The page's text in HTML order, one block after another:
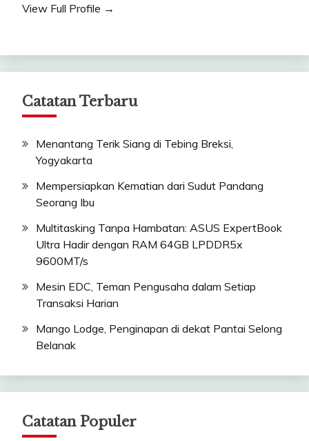
View Full Profile →
Catatan Terbaru
Menantang Terik Siang di Tebing Breksi,
Yogyakarta
Mempersiapkan Kematian dari Sudut Pandang
Seorang Ibu
Multitasking Tanpa Hambatan: ASUS ExpertBook
Ultra Hadir dengan RAM 64GB LPDDR5x
9600MT/s
Mesin EDC, Teman Pengusaha dalam Setiap
Transaksi Harian
Mango Lodge, Penginapan di dekat Pantai Selong
Belanak
Catatan Populer